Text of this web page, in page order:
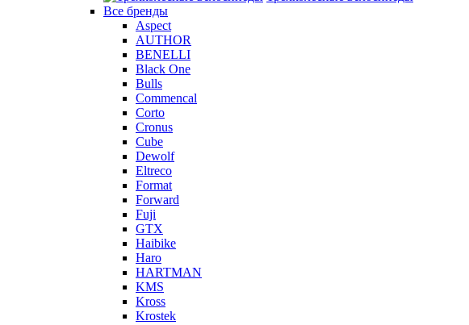
Все бренды
Aspect
AUTHOR
BENELLI
Black One
Bulls
Commencal
Corto
Cronus
Cube
Dewolf
Eltreco
Format
Forward
Fuji
GTX
Haibike
Haro
HARTMAN
KMS
Kross
Krostek